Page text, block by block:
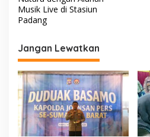
v
i
g
a
s
i
p
o
Musik Live di Stasiun
Padang
Jangan Lewatkan